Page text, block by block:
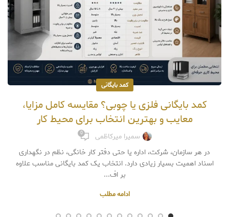
کمد بایگانی
کمد بایگانی فلزی یا چوبی؟ مقایسه کامل مزایا،
معایب و بهترین انتخاب برای محیط کار
سمیرا میرکاظمی 0
در هر سازمان، شرکت، اداره یا حتی دفتر کار خانگی، نظم در نگهداری
اسناد اهمیت بسیار زیادی دارد. انتخاب یک کمد بایگانی مناسب علاوه
بر اف...
ادامه مطلب